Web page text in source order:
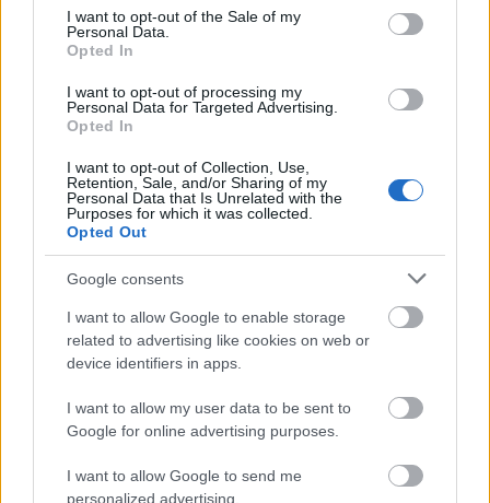
consent section.
I want to opt-out of the Sale of my
Personal Data.
Opted In
I want to opt-out of processing my
Personal Data for Targeted Advertising.
Opted In
I want to opt-out of Collection, Use,
Retention, Sale, and/or Sharing of my
Personal Data that Is Unrelated with the
Purposes for which it was collected.
Opted Out
Google consents
I want to allow Google to enable storage
related to advertising like cookies on web or
device identifiers in apps.
I want to allow my user data to be sent to
Google for online advertising purposes.
I want to allow Google to send me
personalized advertising.
MTI Fotó: Sóki Tamás
Hegedűs Emese hozzátette: a tavaly év végén
megnyílt Busóudvar kiállításán azok is
megismerkedhetnek a nemzetközi hírű
fesztivállal, akik nem annak idején, hanem az
év más időszakában érkeznek Mohácsra, a
a www.mohacs.hu oldalon olvasható más
nagy rendezvényeire is várja a látogatókat.
Mohács messze földön híres farsangi
először. A legenda szerint a helyi sokácok
furfangos ősei a török megszállás elől a
Duna túlsó partján lévő Mohács-szigetre
menekültek. Álruhákat öltve tértek vissza a